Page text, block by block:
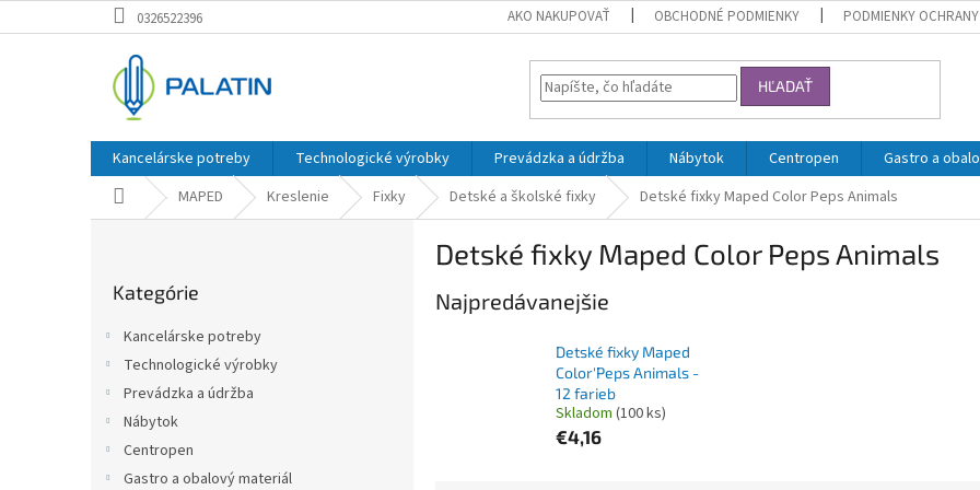
na
0326522396 AKO NAKUPOVAŤ OBCHODNÉ PODMIENKY PODMIENKY OCHRANY
HĽADAŤ
Kancelárske potreby Technologické výrobky Prevádzka a údržba Nábytok Centropen Gastro a
DomovMAPED Kreslenie Fixky Detské a školské fixky Detské fixky Maped Color Peps Animals
kategórie
Kategórie
Kancelárske potreby
Technologické výrobky
Prevádzka a údržba
Nábytok
Centropen
Gastro a obalový materiál
Detské fixky Maped Color Peps Animals
Najpredávanejšie
Detské fixky Maped
Color'Peps Animals -
12 farieb
Skladom (100 ks)
€4,16